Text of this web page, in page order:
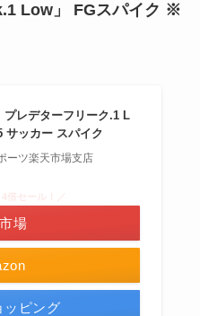
Low」 FGスパイク ※
プレデターフリーク.1 L
サッカー スパイク
ーツ楽天市場支店
場
ッピング